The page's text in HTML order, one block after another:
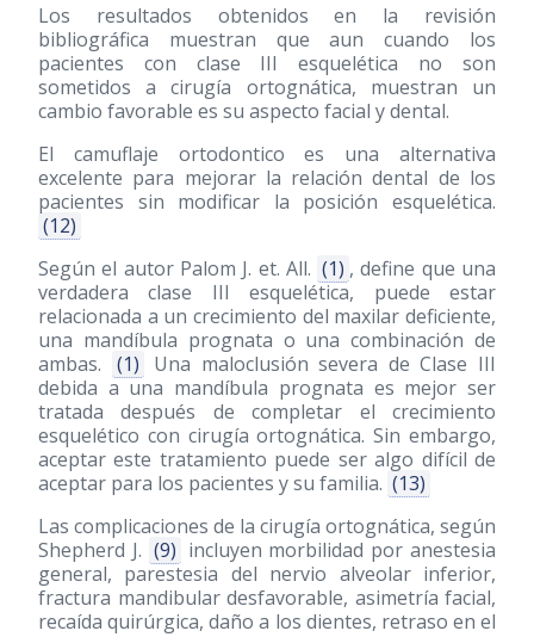
Los resultados obtenidos en la revisión
bibliográfica muestran que aun cuando los
pacientes con clase III esquelética no son
sometidos a cirugía ortognática, muestran un
cambio favorable es su aspecto facial y dental.
El camuflaje ortodontico es una alternativa
excelente para mejorar la relación dental de los
pacientes sin modificar la posición esquelética.
(12)
Según el autor Palom J. et. All. (1) , define que una
verdadera clase III esquelética, puede estar
relacionada a un crecimiento del maxilar deficiente,
una mandíbula prognata o una combinación de
ambas.
(1)
Una maloclusión severa de Clase III
debida a una mandíbula prognata es mejor ser
tratada después de completar el crecimiento
esquelético con cirugía ortognática. Sin embargo,
aceptar este tratamiento puede ser algo difícil de
aceptar para los pacientes y su familia. (13)
Las complicaciones de la cirugía ortognática, según
Shepherd J. (9) incluyen morbilidad por anestesia
general, parestesia del nervio alveolar inferior,
fractura mandibular desfavorable, asimetría facial,
recaída quirúrgica, daño a los dientes, retraso en el